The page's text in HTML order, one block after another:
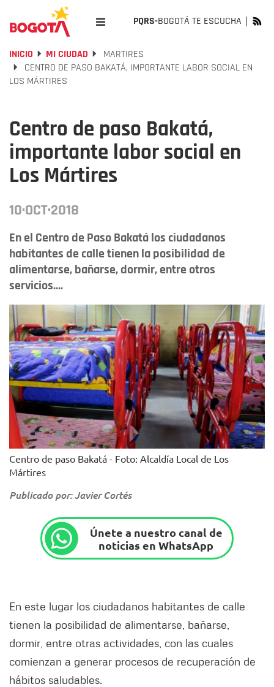
PQRS-BOGOTÁ TE ESCUCHA
INICIO MI CIUDAD
MARTIRES
CENTRO DE PASO BAKATÁ, IMPORTANTE LABOR SOCIAL EN
LOS MÁRTIRES
Centro de paso Bakatá,
importante labor social en
Los Mártires
10·OCT·2018
En el Centro de Paso Bakatá los ciudadanos
habitantes de calle tienen la posibilidad de
alimentarse, bañarse, dormir, entre otros
servicios....
Centro de paso Bakatá - Foto: Alcaldía Local de Los
Mártires
Publicado por: Javier Cortés
Únete a nuestro canal de
noticias en WhatsApp
En este lugar los ciudadanos habitantes de calle
tienen la posibilidad de alimentarse, bañarse,
dormir, entre otras actividades, con las cuales
comienzan a generar procesos de recuperación de
hábitos saludables.